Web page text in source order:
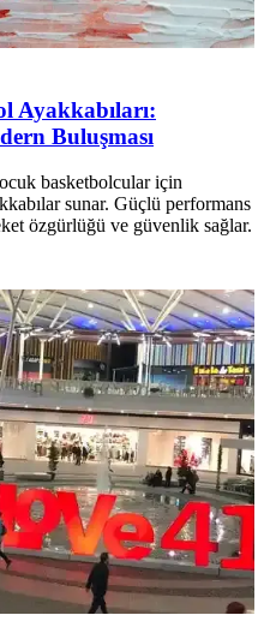
Ayakkabıları:
Buluşması
basketbolcular için
sunar. Güçlü performans
özgürlüğü ve güvenlik sağlar.